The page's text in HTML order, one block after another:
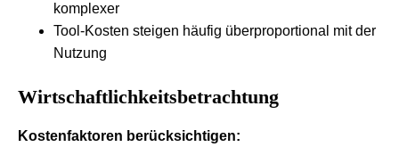
komplexer
Tool-Kosten steigen häufig überproportional mit der
Nutzung
Wirtschaftlichkeitsbetrachtung
Kostenfaktoren berücksichtigen: